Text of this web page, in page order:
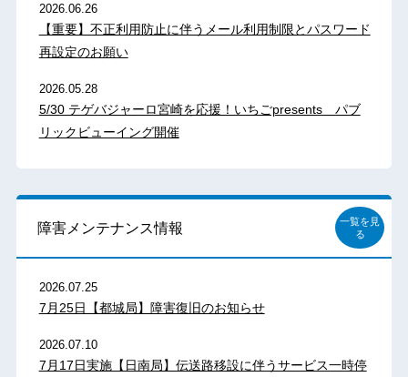
2026.06.26
【重要】不正利用防止に伴うメール利用制限とパスワード
再設定のお願い
2026.05.28
5/30 テゲバジャーロ宮崎を応援！いちごpresents パブ
リックビューイング開催
障害メンテナンス情報
一覧を見
る
2026.07.25
7月25日【都城局】障害復旧のお知らせ
2026.07.10
7月17日実施【日南局】伝送路移設に伴うサービス一時停